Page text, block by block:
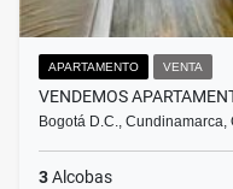
APARTAMENTO VENTA
VENDEMOS
Bogotá D.C., Cundinamarca,
3Alcobas